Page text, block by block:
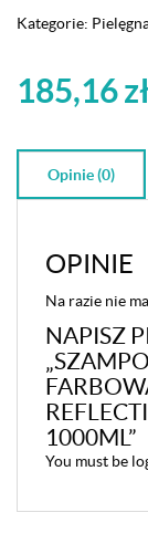
Kategorie:
185,16
Opinie (0)
OPINIE
Na razie nie
NAPISZ
1000ML”
You must be